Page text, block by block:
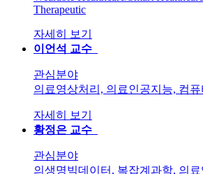
Therapeutic
자세히 보기
이언석 교수
관심분야
의료영상처리, 의료인공지능, 컴
자세히 보기
황정은 교수
관심분야
의생명빅데이터, 복잡계과학, 의료